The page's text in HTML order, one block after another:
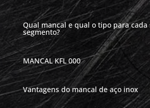
Qual mancal e qual o tipo para cada
segmento?
MANCAL KFL 000
Vantagens do mancal de aço inox